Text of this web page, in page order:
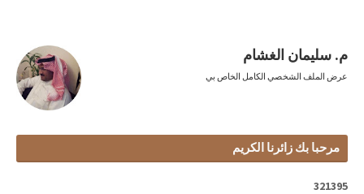
م. سليمان الغشام
عرض الملف الشخصي الكامل الخاص بي
مرحبا بك زائرنا الكريم
321395